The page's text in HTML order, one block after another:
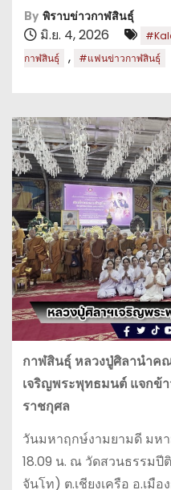
By พิราบข่าวกาฬสินธุ์
มิ.ย. 4, 2026
กาฬสินธุ์
, #แฟนข่าวกาฬสินธุ์
กาฬสินธุ์ หลวงปู่ศิลานำ
เจริญพระพุทธมนต์ แจกข้
ราชกุศล
วันมหาฤกษ์งามยามดี มห
18.09 น. ณ วัดสวนธรรม
จันโท) ต.เชียงเครือ อ.เมื